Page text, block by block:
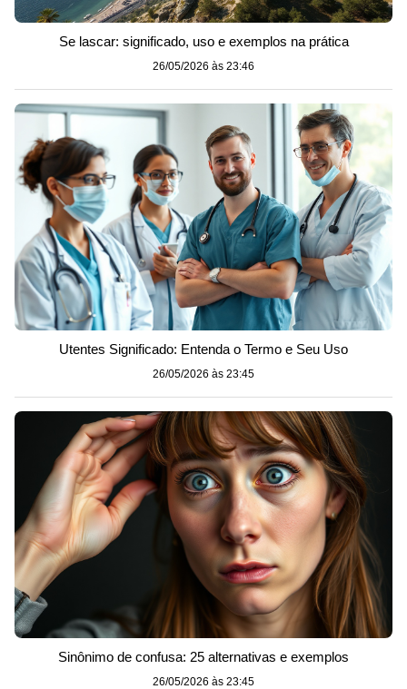
Se lascar: significado, uso e exemplos na prática
26/05/2026 às 23:46
Utentes Significado: Entenda o Termo e Seu Uso
26/05/2026 às 23:45
Sinônimo de confusa: 25 alternativas e exemplos
26/05/2026 às 23:45